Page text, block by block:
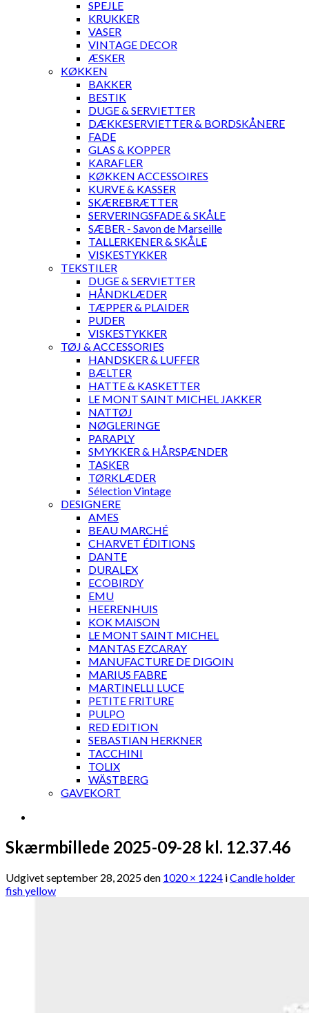
SPEJLE
KRUKKER
VASER
VINTAGE DECOR
ÆSKER
KØKKEN
BAKKER
BESTIK
DUGE & SERVIETTER
DÆKKESERVIETTER & BORDSKÅNERE
FADE
GLAS & KOPPER
KARAFLER
KØKKEN ACCESSOIRES
KURVE & KASSER
SKÆREBRÆTTER
SERVERINGSFADE & SKÅLE
SÆBER - Savon de Marseille
TALLERKENER & SKÅLE
VISKESTYKKER
TEKSTILER
DUGE & SERVIETTER
HÅNDKLÆDER
TÆPPER & PLAIDER
PUDER
VISKESTYKKER
TØJ & ACCESSORIES
HANDSKER & LUFFER
BÆLTER
HATTE & KASKETTER
LE MONT SAINT MICHEL JAKKER
NATTØJ
NØGLERINGE
PARAPLY
SMYKKER & HÅRSPÆNDER
TASKER
TØRKLÆDER
Sélection Vintage
DESIGNERE
AMES
BEAU MARCHÉ
CHARVET ÉDITIONS
DANTE
DURALEX
ECOBIRDY
EMU
HEERENHUIS
KOK MAISON
LE MONT SAINT MICHEL
MANTAS EZCARAY
MANUFACTURE DE DIGOIN
MARIUS FABRE
MARTINELLI LUCE
PETITE FRITURE
PULPO
RED EDITION
SEBASTIAN HERKNER
TACCHINI
TOLIX
WÄSTBERG
GAVEKORT
Skærmbillede 2025-09-28 kl. 12.37.46
Udgivetseptember 28, 2025den 1020 × 1224 iCandle holder
fish yellow